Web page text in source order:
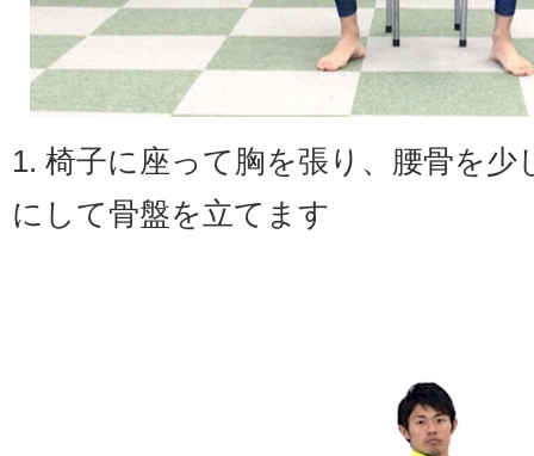
1. 椅子に座って胸を張り、腰骨を少
にして骨盤を立てます